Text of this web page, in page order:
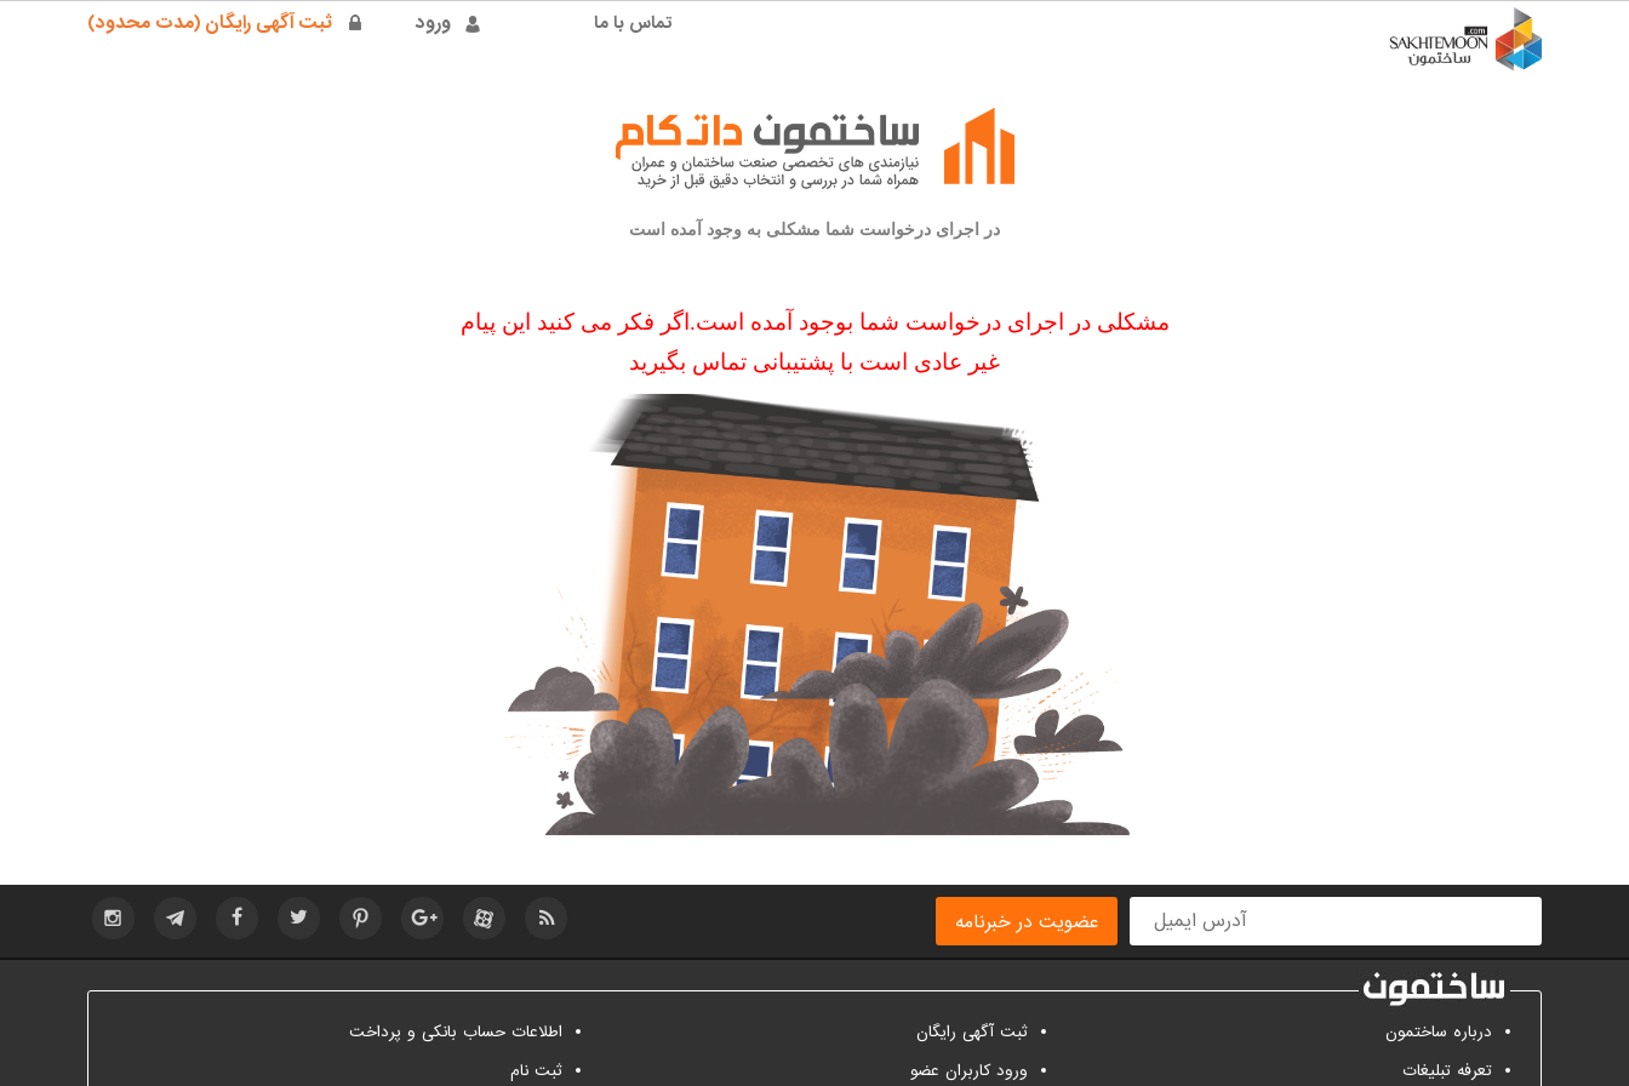
ورود ثبت آگهی رایگان (مدت محدود) تماس با ما
در اجرای درخواست شما مشکلی به وجود آمده است
مشکلی در اجرای درخواست شما بوجود آمده است.اگر فکر می کنید این پیام
غیر عادی است با پشتیبانی تماس بگیرید
عضویت در خبرنامه
درباره ساختمون
تعرفه تبلیغات
ثبت آگهی رایگان
ورود کاربران عضو
اطلاعات حساب بانکی و پرداخت
ثبت نام